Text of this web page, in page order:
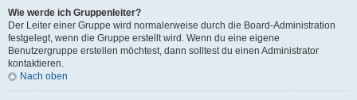
Wie werde ich Gruppenleiter?
Der Leiter einer Gruppe wird normalerweise durch die Board-Administration
festgelegt, wenn die Gruppe erstellt wird. Wenn du eine eigene
Benutzergruppe erstellen möchtest, dann solltest du einen Administrator
kontaktieren.
Nach oben